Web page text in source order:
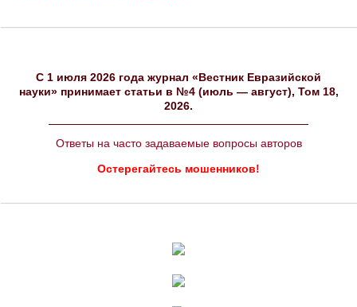
C 1 июля 2026 года журнал «Вестник Евразийской
науки» принимает статьи в №4 (июль — август), Том 18,
2026.
Ответы на часто задаваемые вопросы авторов
Остерегайтесь мошенников!